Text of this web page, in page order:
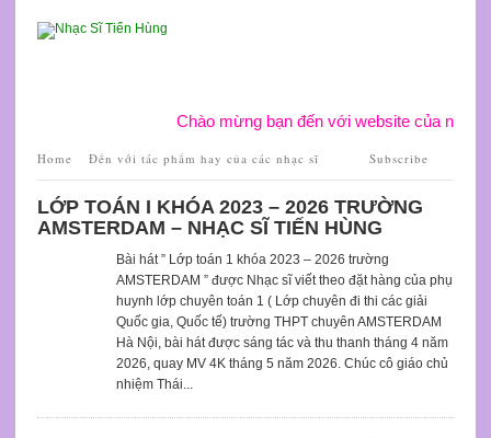
Chào mừng bạn đến với website của nhạc sĩ
Home Đến với tác phẩm hay của các nhạc sĩ Subscribe
LỚP TOÁN I KHÓA 2023 – 2026 TRƯỜNG
AMSTERDAM – NHẠC SĨ TIẾN HÙNG
Bài hát ” Lớp toán 1 khóa 2023 – 2026 trường
AMSTERDAM ” được Nhạc sĩ viết theo đặt hàng của phụ
huynh lớp chuyên toán 1 ( Lớp chuyên đi thi các giải
Quốc gia, Quốc tế) trường THPT chuyên AMSTERDAM
Hà Nội, bài hát được sáng tác và thu thanh tháng 4 năm
2026, quay MV 4K tháng 5 năm 2026. Chúc cô giáo chủ
nhiệm Thái...